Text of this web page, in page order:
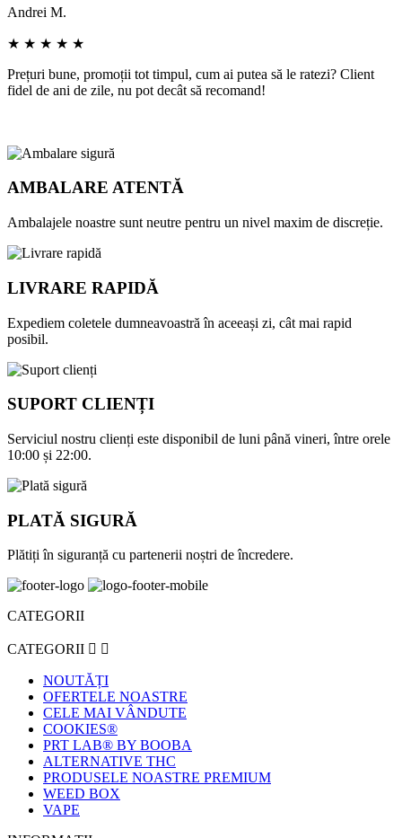
Andrei M.
★ ★ ★ ★ ★
Prețuri bune, promoții tot timpul, cum ai putea să le ratezi? Client
fidel de ani de zile, nu pot decât să recomand!
AMBALARE ATENTĂ
Ambalajele noastre sunt neutre pentru un nivel maxim de discreție.
LIVRARE RAPIDĂ
Expediem coletele dumneavoastră în aceeași zi, cât mai rapid
posibil.
SUPORT CLIENȚI
Serviciul nostru clienți este disponibil de luni până vineri, între orele
10:00 și 22:00.
PLATĂ SIGURĂ
Plătiți în siguranță cu partenerii noștri de încredere.
CATEGORII
CATEGORII  
NOUTĂȚI
OFERTELE NOASTRE
CELE MAI VÂNDUTE
COOKIES®
PRT LAB® BY BOOBA
ALTERNATIVE THC
PRODUSELE NOASTRE PREMIUM
WEED BOX
VAPE